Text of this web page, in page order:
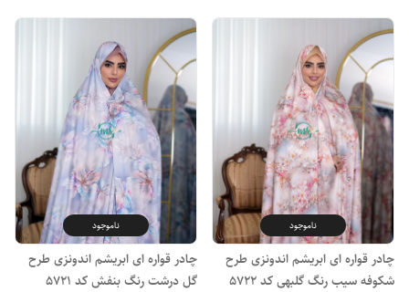
ناموجود
چادر قواره ای ابریشم اندونزی طرح
شکوفه سیب رنگ گلبهی کد 5722
ناموجود
چادر قواره ای ابریشم اندونزی طرح
گل درشت رنگ بنفش کد 5721